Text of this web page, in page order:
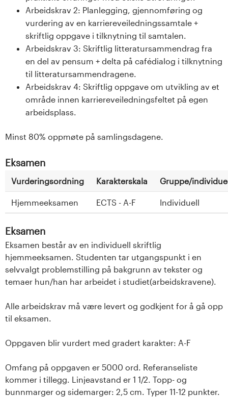
Arbeidskrav 2: Planlegging, gjennomføring og
vurdering av en karriereveiledningssamtale +
skriftlig oppgave i tilknytning til samtalen.
Arbeidskrav 3: Skriftlig litteratursammendrag fra
en del av pensum + delta på cafédialog i tilknytning
til litteratursammendragene.
Arbeidskrav 4: Skriftlig oppgave om utvikling av et
område innen karriereveiledningsfeltet på egen
arbeidsplass.
Minst 80% oppmøte på samlingsdagene.
Eksamen
Vurderingsordning Karakterskala Gruppe/
Hjemmeeksamen ECTS - A-F Individuell
Eksamen
Eksamen består av en individuell skriftlig
hjemmeeksamen. Studenten tar utgangspunkt i en
selvvalgt problemstilling på bakgrunn av tekster og
temaer hun/han har arbeidet i studiet(arbeidskravene).
Alle arbeidskrav må være levert og godkjent for å gå opp
til eksamen.
Oppgaven blir vurdert med gradert karakter: A-F
Omfang på oppgaven er 5000 ord. Referanseliste
kommer i tillegg. Linjeavstand er 1 1/2. Topp- og
bunnmarger og sidemarger: 2,5 cm. Typer 11-12 punkter.